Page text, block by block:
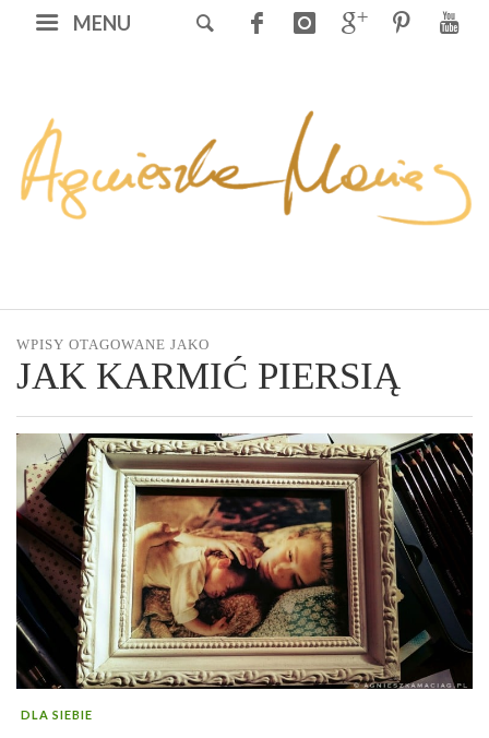
MENU
WPISY OTAGOWANE JAKO
JAK KARMIĆ PIERSIĄ
DLA SIEBIE